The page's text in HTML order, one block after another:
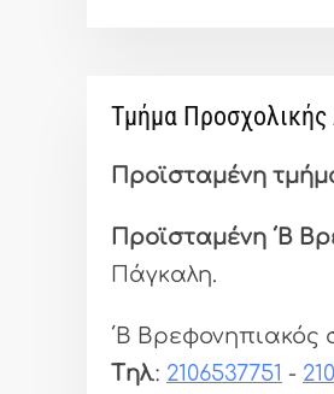
Τμήμα
Προϊσταμένη
Προϊσταμένη ΄Β
Πάγκαλη.
΄Β Βρεφονηπιακός
Tηλ.: 2106537751 -